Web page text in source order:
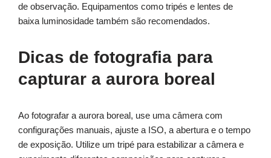
de observação. Equipamentos como tripés e lentes de
baixa luminosidade também são recomendados.
Dicas de fotografia para
capturar a aurora boreal
Ao fotografar a aurora boreal, use uma câmera com
configurações manuais, ajuste a ISO, a abertura e o tempo
de exposição. Utilize um tripé para estabilizar a câmera e